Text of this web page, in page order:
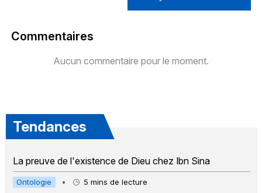
Commentaires
Aucun commentaire pour le moment.
Tendances
La preuve de l'existence de Dieu chez Ibn Sina
Ontologie • 5 mins de lecture